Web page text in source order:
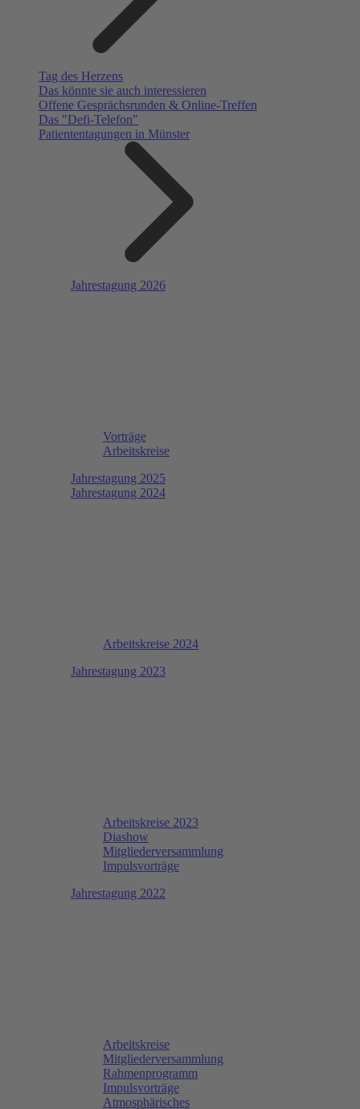
Tag des Herzens
Das könnte sie auch interessieren
Offene Gesprächsrunden & Online-Treffen
Das "Defi-Telefon"
Patiententagungen in Münster
Jahrestagung 2026
Vorträge
Arbeitskreise
Jahrestagung 2025
Jahrestagung 2024
Arbeitskreise 2024
Jahrestagung 2023
Arbeitskreise 2023
Diashow
Mitgliederversammlung
Impulsvorträge
Jahrestagung 2022
Arbeitskreise
Mitgliederversammlung
Rahmenprogramm
Impulsvorträge
Atmosphärisches